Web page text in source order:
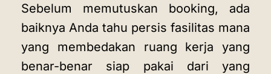
Sebelum memutuskan booking, ada
baiknya Anda tahu persis fasilitas mana
yang membedakan ruang kerja yang
benar-benar siap pakai dari yang